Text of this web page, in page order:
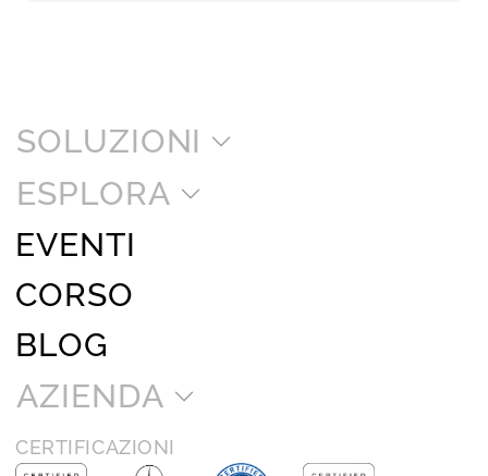
SOLUZIONI
ESPLORA
EVENTI
CORSO
BLOG
AZIENDA
CERTIFICAZIONI